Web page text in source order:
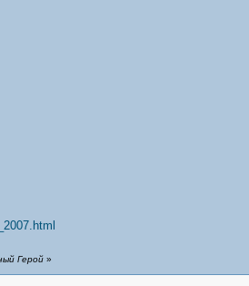
Герой»